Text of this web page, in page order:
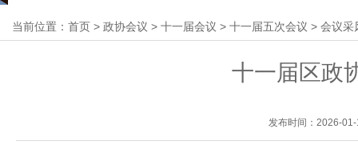
当前位置： 首页 > 政协会议 > 十一届会议 > 十一届五次会议 > 会议采
十一届区政
发布时间：2026-